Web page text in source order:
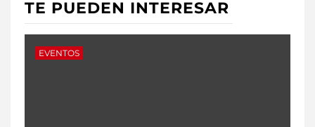
TE PUEDEN INTERESAR
EVENTOS